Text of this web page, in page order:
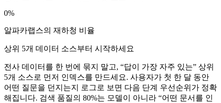
0%
알파카랩스의 재하청 비율
상위 5개 데이터 소스부터 시작하세요
전사 데이터를 한 번에 묶지 말고, “답이 가장 자주 있는” 상위
5개 소스로 먼저 인덱스를 만드세요. 사용자가 첫 한 달 동안
어떤 질문을 던지는지 로그로 보면 다음 단계 우선순위가 정확
해집니다. 검색 품질의 80%는 모델이 아니라 “어떤 문서를 인